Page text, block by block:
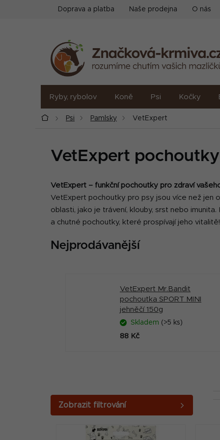
Doprava a platba Naše prodejna O nás
Ryby, rybolov Koně Psi Kočky
DomůPsi Pamlsky VetExpert
VetExpert
VetExpert – funkční pochoutky pro zdraví
VetExpert pochoutky pro psy jsou více než jen
oblasti, jako je trávení, klouby, srst nebo
a chutné pochoutky, které prospívají jeho vitalitě!
Nejprodávanější
VetExpert Mr.Bandit
pochoutka SPORT MINI
jehněčí 150g
Skladem (>5 ks)
88 Kč
o